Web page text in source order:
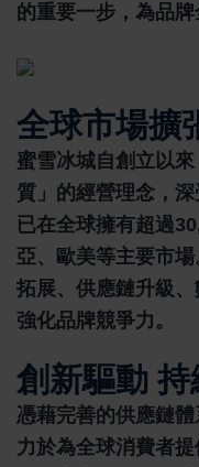
的重要一步，為品牌
全球市場擴
蜜雪冰城自創立以
質」的經營理念，
已在全球擁有超過
亞、歐美等主要市
拓展、供應鏈升級
強化品牌競爭力。
創新驅動
憑藉完善的供應鏈
力於為全球消費者提